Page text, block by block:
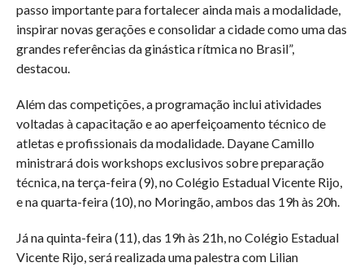
passo importante para fortalecer ainda mais a modalidade,
inspirar novas gerações e consolidar a cidade como uma das
grandes referências da ginástica rítmica no Brasil”,
destacou.
Além das competições, a programação inclui atividades
voltadas à capacitação e ao aperfeiçoamento técnico de
atletas e profissionais da modalidade. Dayane Camillo
ministrará dois workshops exclusivos sobre preparação
técnica, na terça-feira (9), no Colégio Estadual Vicente Rijo,
e na quarta-feira (10), no Moringão, ambos das 19h às 20h.
Já na quinta-feira (11), das 19h às 21h, no Colégio Estadual
Vicente Rijo, será realizada uma palestra com Lilian